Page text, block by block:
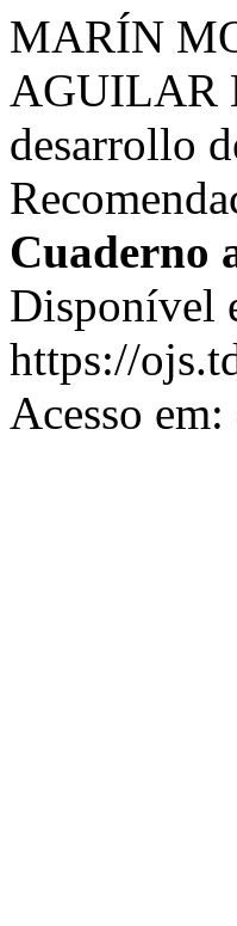
MARÍN
AGUILAR
desarrollo
Cuaderno
Disponível
https://
Acesso